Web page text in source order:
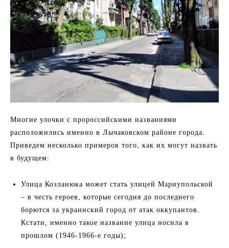
Многие улочки с пророссийскими названиями
расположились именно в Лычаковском районе города.
Приведем несколько примеров того, как их могут назвать
в будущем:
Улица Козланюка может стать улицей Мариупольской
– в честь героев, которые сегодня до последнего
борются за украинский город от атак оккупантов.
Кстати, именно такое название улица носила в
прошлом (1946-1966-е годы);